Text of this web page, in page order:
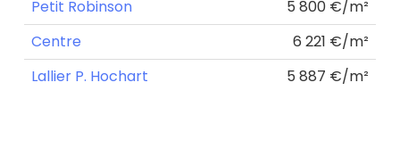
Petit Robinson
5 800 €/m²
Centre
6 221 €/m²
Lallier P. Hochart
5 887 €/m²